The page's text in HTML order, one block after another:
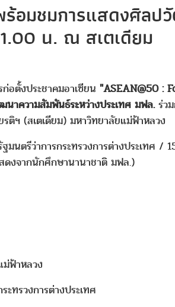
ร้อมชมการแสดงศิล
น. ณ สเตเดียม
อตั้งประชาคมอาเซียน "ASEAN@50 :
าความสัมพันธ์ระหว่างประเทศ มฟล.ร่ว
ติฯ (สเตเดียม) มหาวิทยาลัยแม่ฟ้าหลวง
ตรีว่าการกระทรวงการต่างประเทศ /
ดงจากนักศึกษานานาชาติ มฟล.)
ฟ้าหลวง
ทรวงการต่างประเทศ